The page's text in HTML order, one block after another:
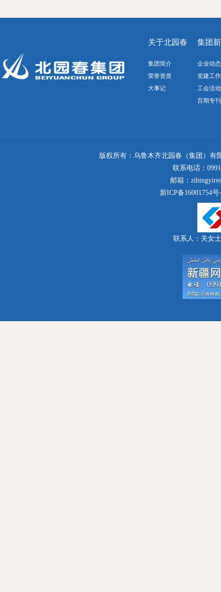
关于北园春
集团简介
荣誉资质
大事记
集团
企业动态
党建工作
工会活动
百期专刊
版权所有：乌鲁木齐北园春（集团）有
联系电话：
邮箱：
新ICP备16001754号
联系人：关女